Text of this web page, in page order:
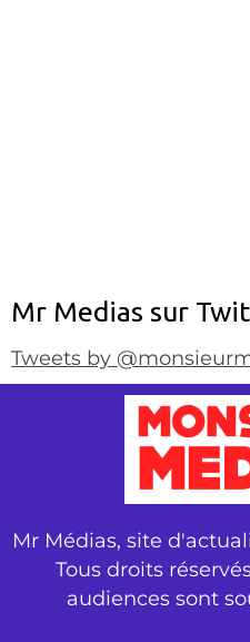
Mr Medias sur
Tweets by
Mr Médias, site
Tous droits
audiences sont